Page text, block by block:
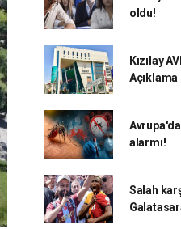
oldu!
Kızılay
alarmı!
Salah